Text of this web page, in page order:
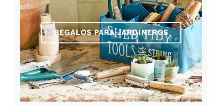
REGALOS PARA JARDINEROS